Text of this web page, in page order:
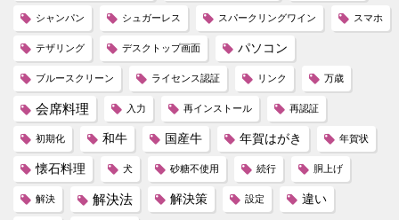
シャンパン シュガーレス スパークリングワイン スマホ
テザリング デスクトップ画面 パソコン
ブルースクリーン ライセンス認証 リンク 万歳
会席料理 入力 再インストール 再認証
初期化 和牛 国産牛 年賀はがき 年賀状
懐石料理 犬 砂糖不使用 続行 胴上げ
解決 解決法 解決策 設定 違い